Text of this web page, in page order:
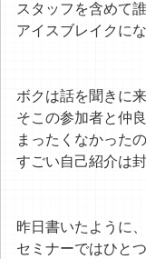
スタッフを含めて
アイスブレイクにな
ボクは話を聞きに
そこの参加者と仲
まったくなかったの
すごい自己紹介
昨日書いたように、
セミナーではひと